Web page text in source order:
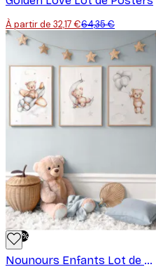
À partir de 32,17 €64,35 €
-50%
Nounours Enfants Lot de posters